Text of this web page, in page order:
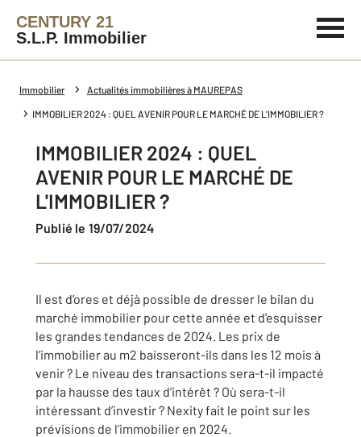
CENTURY 21
S.L.P. Immobilier
Immobilier Actualités immobilières à MAUREPAS
IMMOBILIER 2024 : QUEL AVENIR POUR LE MARCHÉ DE L'IMMOBILIER ?
IMMOBILIER 2024 : QUEL
AVENIR POUR LE MARCHÉ DE
L'IMMOBILIER ?
Publié le 19/07/2024
Il est d’ores et déjà possible de dresser le bilan du
marché immobilier pour cette année et d'esquisser
les grandes tendances de 2024. Les prix de
l’immobilier au m2 baisseront-ils dans les 12 mois à
venir ? Le niveau des transactions sera-t-il impacté
par la hausse des taux d’intérêt ? Où sera-t-il
intéressant d’investir ? Nexity fait le point sur les
prévisions de l’immobilier en 2024.